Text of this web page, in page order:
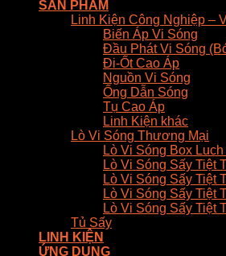
SẢN PHẨM
Linh Kiện Công Nghiệp –
Biến Áp Vi Sóng
Đầu Phát Vi Sóng
Đi-Ốt Cao Áp
Nguồn Vi Sóng
Ống Dẫn Sóng
Tụ Cao Áp
Linh Kiện khác
Lò Vi Sóng Thương Mại
Lò Vi Sóng Box
Lò Vi Sóng Sấy Tiệt
Lò Vi Sóng Sấy Tiệt
Lò Vi Sóng Sấy Tiệt
Lò Vi Sóng Sấy Tiệt
Tủ Sấy
LINH KIỆN
ỨNG DỤNG